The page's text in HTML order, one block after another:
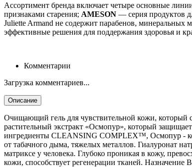
Ассортимент бренда включает четыре основные
признаками старения; AMESON — серия продуктов
Juliette Armand не содержит парабенов, минеральных
эффективные решения для поддержания здоровья и
Комментарии
Загрузка комментариев...
Описание
Очищающий гель для чувствительной кожи, который
растительный экстракт «Осмопур», который
ингредиенты CLEАNSING COMPLEX™, Осмопур -
от табачного дыма, тяжелых металлов. Гиалуронат
матриксе у человека. Глубоко проникая в кожу,
кожи, способствует регенерации тканей. Назначение